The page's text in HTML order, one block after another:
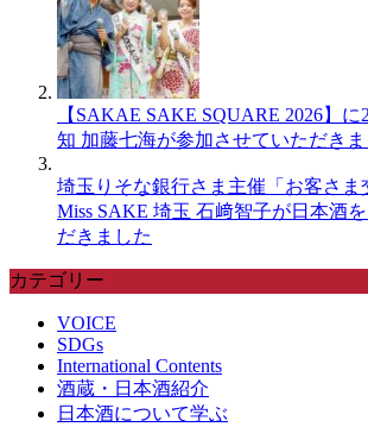
【SAKAE SAKE SQUARE 2026】に
知 加藤七海が参加させていただきま
埼玉りそな銀行さま主催「お客さま
Miss SAKE 埼玉 石﨑智子が日本酒
だきました
カテゴリー
VOICE
SDGs
International Contents
酒蔵・日本酒紹介
日本酒について学ぶ